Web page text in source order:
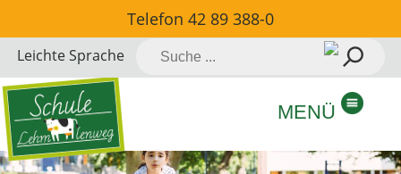
zum
Inhalt
springen
Telefon 42 89 388-0
Leichte Sprache
Suche
MENÜ